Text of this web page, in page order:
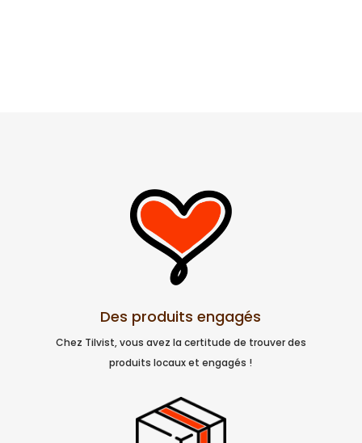
Des produits engagés
Chez Tilvist, vous avez la certitude de trouver des
produits locaux et engagés !